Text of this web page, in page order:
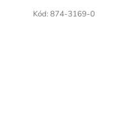
Kód: 874-3169-0